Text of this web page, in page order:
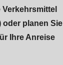
oder planen Sie
Ihre Anreise